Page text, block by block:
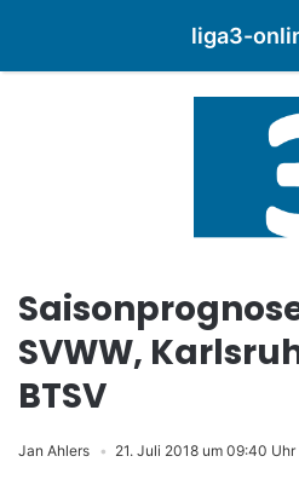
liga3-
SVWW,
BTSV
Jan Ahlers 21. Juli 2018 um 09:40 Uhr